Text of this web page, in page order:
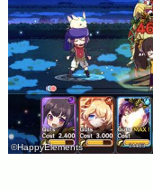
©HappyElements